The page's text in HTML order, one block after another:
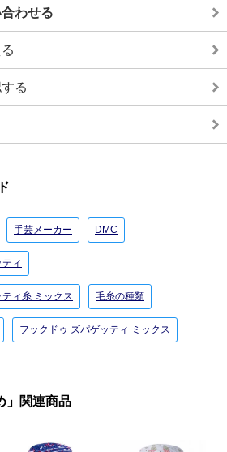
わせる
る
手芸メーカー DMC
ィ
ィ糸 ミックス 毛糸の種類
フックドゥ ズパゲッティ ミックス
」関連商品